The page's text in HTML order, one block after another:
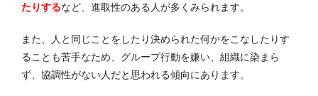
たりするなど、進取性のある人が多くみられます。
また、人と同じことをしたり決められた何かをこなしたりす
ることも苦手なため、グループ行動を嫌い、組織に染まら
ず、協調性がない人だと思われる傾向にあります。